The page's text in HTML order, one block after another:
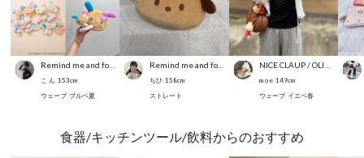
こ ん 153cm
ウェーブ ブルベ夏
ちひ 158cm
ストレート
m o e 149cm
ウェーブ イエベ春
食器/キッチンツール/飲料からのおすすめ